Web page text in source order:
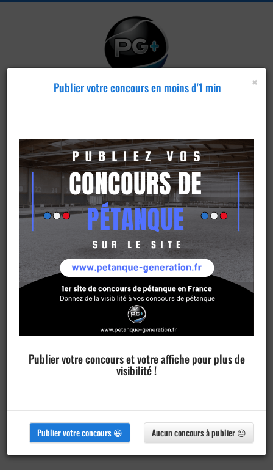
Publier un
concours
×
Publier votre concours en moins d'1 min
Publier votre concours et votre affiche pour plus de
visibilité !
Publier votre concours 😀 Aucun concours à publier 😐